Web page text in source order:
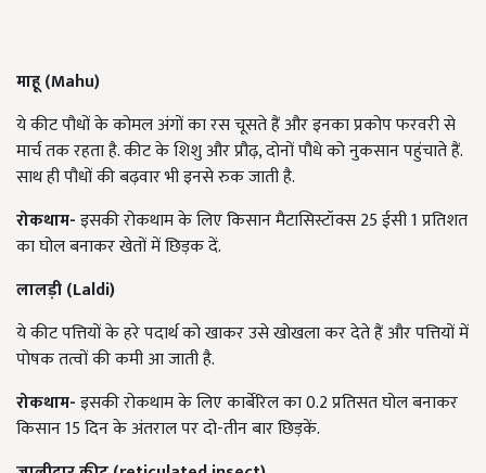
माहू (Mahu)
ये कीट पौधों के कोमल अंगों का रस चूसते हैं और इनका प्रकोप फरवरी से
मार्च तक रहता है. कीट के शिशु और प्रौढ़, दोनों पौधे को नुकसान पहुंचाते हैं.
साथ ही पौधों की बढ़वार भी इनसे रुक जाती है.
रोकथाम-इसकी रोकथाम के लिए किसान मैटासिस्टॉक्स 25 ईसी 1 प्रतिशत
का घोल बनाकर खेतों में छिड़क दें.
लालड़ी (Laldi)
ये कीट पत्तियों के हरे पदार्थ को खाकर उसे खोखला कर देते हैं और पत्तियों में
पोषक तत्वों की कमी आ जाती है.
रोकथाम-इसकी रोकथाम के लिए कार्बेरिल का 0.2 प्रतिसत घोल बनाकर
किसान 15 दिन के अंतराल पर दो-तीन बार छिड़कें.